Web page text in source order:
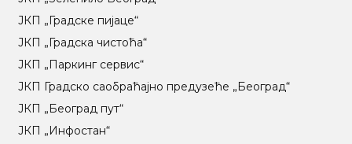
ЈКП „Градске пијаце“
ЈКП „Градска чистоћа“
ЈКП „Паркинг сервис“
ЈКП Градско саобраћајно предузеће „Београд“
ЈКП „Београд пут“
ЈКП „Инфостан“